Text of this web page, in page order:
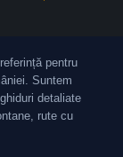
pentru
Suntem
detaliate
rute cu